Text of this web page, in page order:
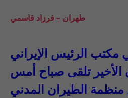
طهران – فرزاد قاسمي
الرئيس الإيراني
تلقى صباح أمس
منظمة الطيران المدني